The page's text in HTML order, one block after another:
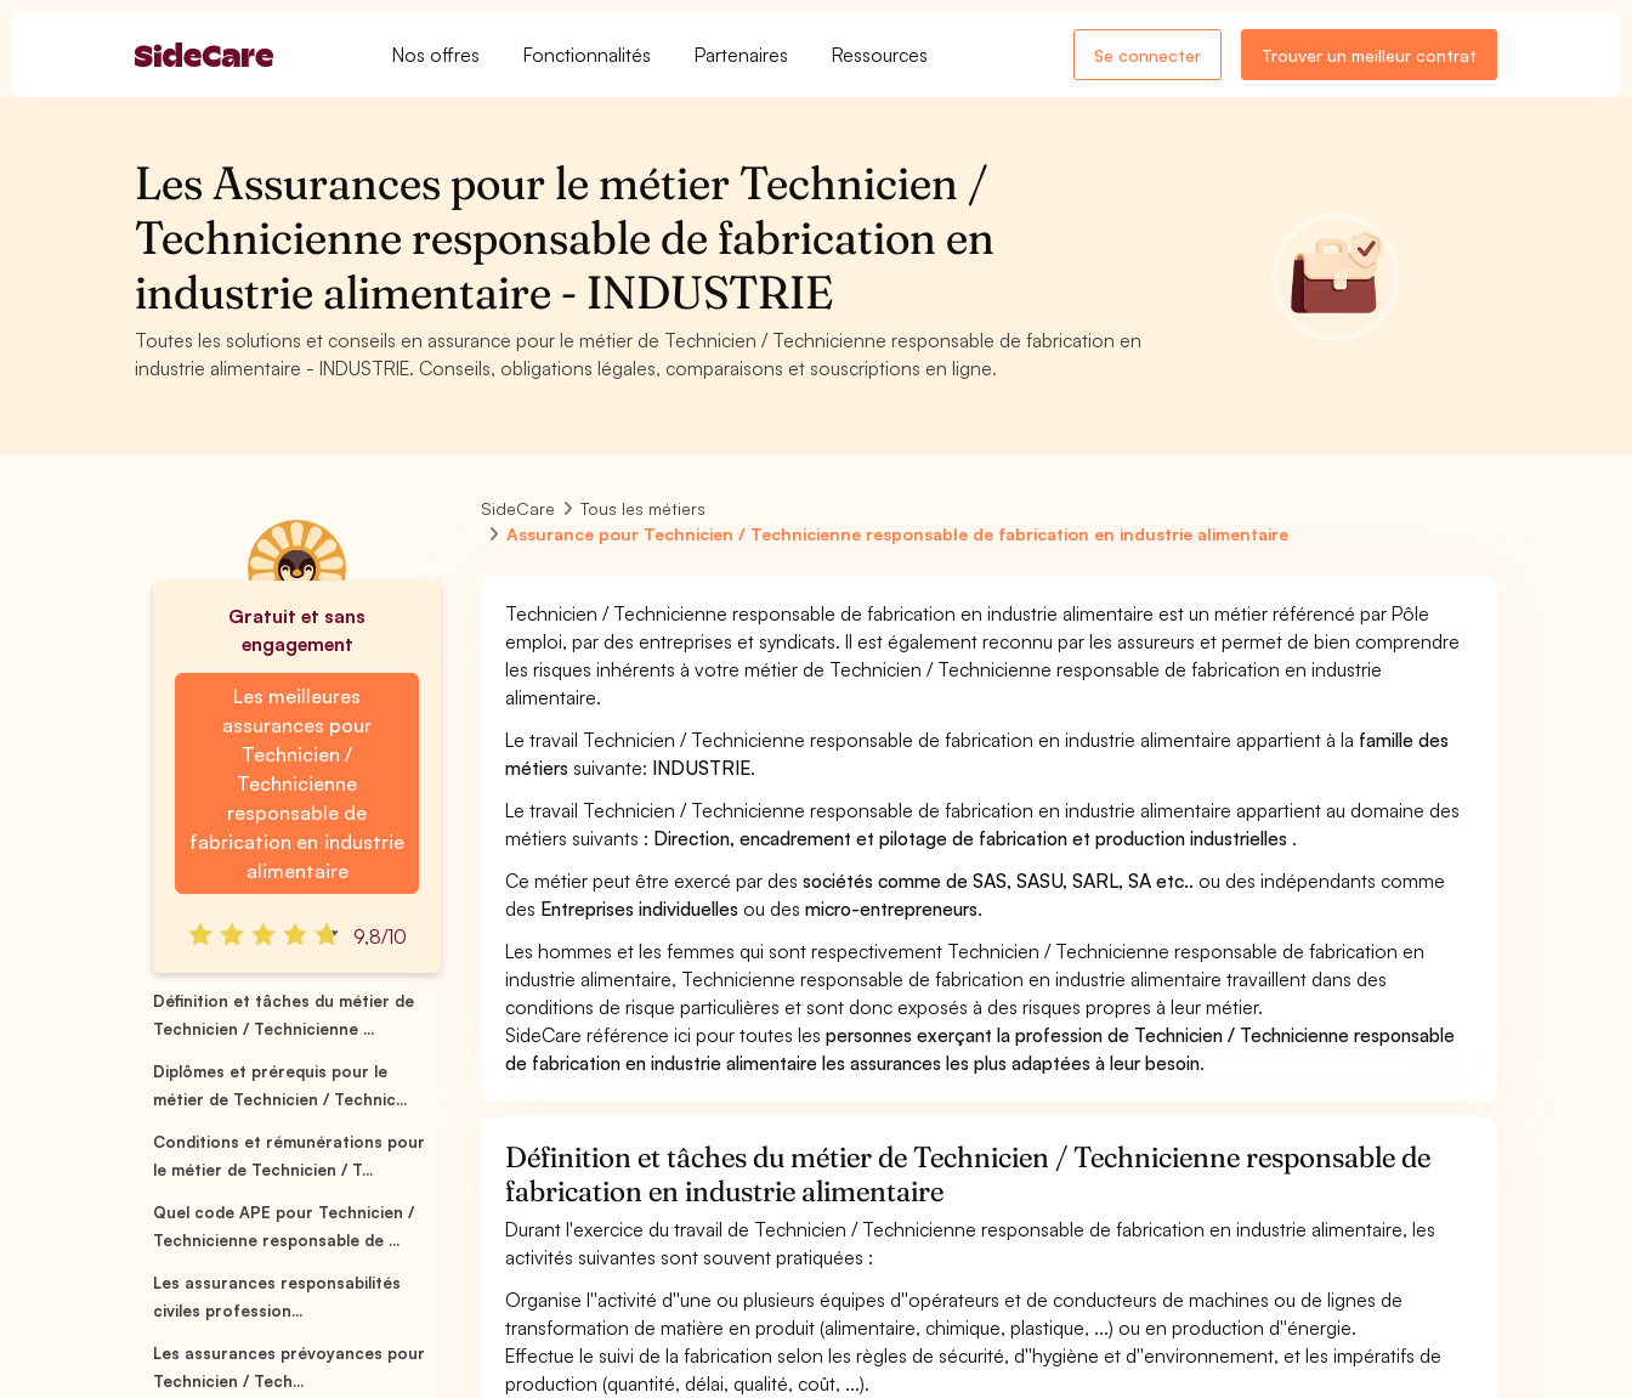
Nos offres Fonctionnalités Partenaires Ressources Se connecter Trouver un meilleur contrat
Les Assurances pour le métier Technicien /
Technicienne responsable de fabrication en
industrie alimentaire - INDUSTRIE
Toutes les solutions et conseils en assurance pour le métier de Technicien / Technicienne responsable de fabrication en
industrie alimentaire - INDUSTRIE. Conseils, obligations légales, comparaisons et souscriptions en ligne.
Gratuit et sans
engagement
Les meilleures
assurances pour
Technicien /
Technicienne
responsable de
fabrication en industrie
alimentaire
9,8/10
Définition et tâches du métier de
Technicien / Technicienne ...
Diplômes et prérequis pour le
métier de Technicien / Technic...
Conditions et rémunérations pour
le métier de Technicien / T...
Quel code APE pour Technicien /
Technicienne responsable de ...
Les assurances responsabilités
civiles profession...
Les assurances prévoyances pour
Technicien / Tech...
SideCare
Tous les métiers
Assurance pour Technicien / Technicienne responsable de fabrication en industrie alimentaire
Technicien / Technicienne responsable de fabrication en industrie alimentaire est un métier référencé par Pôle
emploi, par des entreprises et syndicats. Il est également reconnu par les assureurs et permet de bien comprendre
les risques inhérents à votre métier de Technicien / Technicienne responsable de fabrication en industrie
alimentaire.
Le travail Technicien / Technicienne responsable de fabrication en industrie alimentaire appartient à la famille des
métiers suivante: INDUSTRIE.
Le travail Technicien / Technicienne responsable de fabrication en industrie alimentaire appartient au domaine des
métiers suivants : Direction, encadrement et pilotage de fabrication et production industrielles .
Ce métier peut être exercé par dessociétés comme de SAS, SASU, SARL, SA etc.. ou des indépendants comme
des Entreprises individuelles ou desmicro-entrepreneurs.
Les hommes et les femmes qui sont respectivement Technicien / Technicienne responsable de fabrication en
industrie alimentaire, Technicienne responsable de fabrication en industrie alimentaire travaillent dans des
conditions de risque particulières et sont donc exposés à des risques propres à leur métier.
SideCare référence ici pour toutes lespersonnes exerçant la profession de Technicien / Technicienne responsable
de fabrication en industrie alimentaire les assurances les plus adaptées à leur besoin.
Définition et tâches du métier de Technicien / Technicienne responsable de
fabrication en industrie alimentaire
Durant l'exercice du travail de Technicien / Technicienne responsable de fabrication en industrie alimentaire, les
activités suivantes sont souvent pratiquées :
Organise l''activité d''une ou plusieurs équipes d''opérateurs et de conducteurs de machines ou de lignes de
transformation de matière en produit (alimentaire, chimique, plastique, ...) ou en production d''énergie.
Effectue le suivi de la fabrication selon les règles de sécurité, d''hygiène et d''environnement, et les impératifs de
production (quantité, délai, qualité, coût, ...).